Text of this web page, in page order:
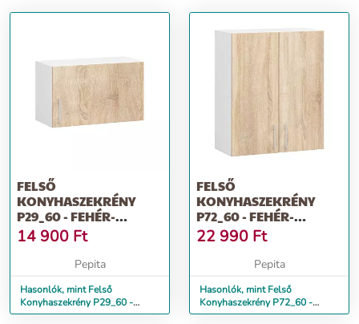
FELSŐ
KONYHASZEKRÉNY
P29_60 - FEHÉR-
SONOMA
14 900 Ft
Pepita
Hasonlók, mint Felső
Konyhaszekrény P29_60 -
fehér-sonoma
FELSŐ
KONYHASZEKRÉNY
P72_60 - FEHÉR-
SONOMA
22 990 Ft
Pepita
Hasonlók, mint Felső
Konyhaszekrény P72_60 -
fehér-sonoma